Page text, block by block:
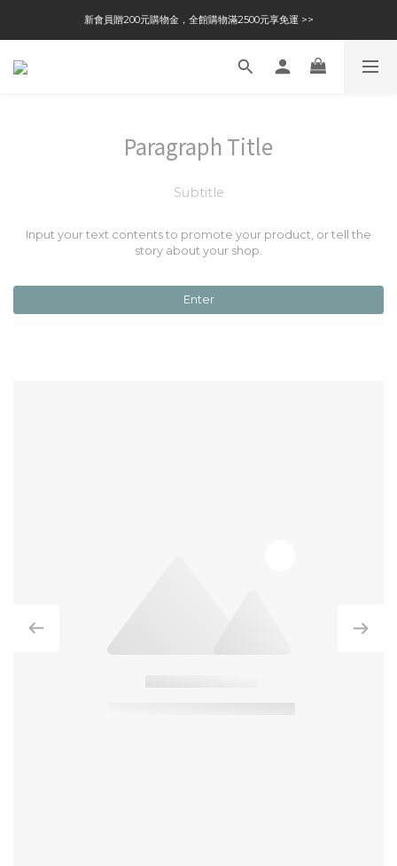
新會員贈200元購物金，全館購物滿2500元享免運 >>
Paragraph Title
Subtitle
Input your text contents to promote your product, or tell the
story about your shop.
Enter